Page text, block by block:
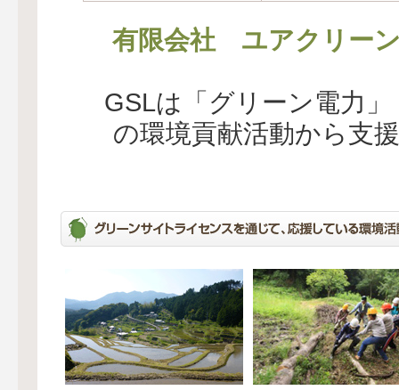
有限会社 ユアクリー
GSLは「グリーン電力
の環境貢献活動から支